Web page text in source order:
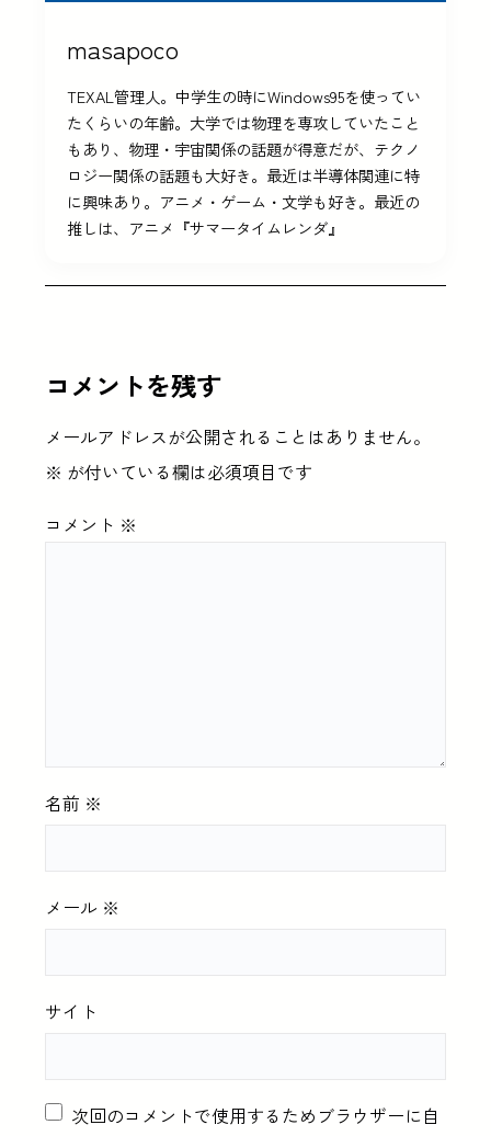
masapoco
TEXAL管理人。中学生の時にWindows95を使ってい
たくらいの年齢。大学では物理を専攻していたこと
もあり、物理・宇宙関係の話題が得意だが、テクノ
ロジー関係の話題も大好き。最近は半導体関連に特
に興味あり。アニメ・ゲーム・文学も好き。最近の
推しは、アニメ『サマータイムレンダ』
コメントを残す
メールアドレスが公開されることはありません。
※ が付いている欄は必須項目です
コメント ※
名前 ※
メール ※
サイト
次回のコメントで使用するためブラウザーに自